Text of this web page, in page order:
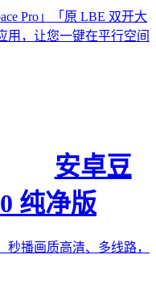
Pro」「原 LBE 双开大
用，让您一键在平行空间
安卓豆
纯净版
播画质高清、多线路，